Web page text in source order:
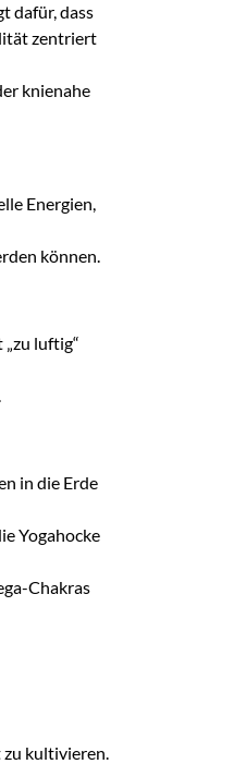
dafür, dass
zentriert
knienahe
Energien,
können.
luftig“
in die Erde
Yogahocke
Chakras
zu kultivieren.